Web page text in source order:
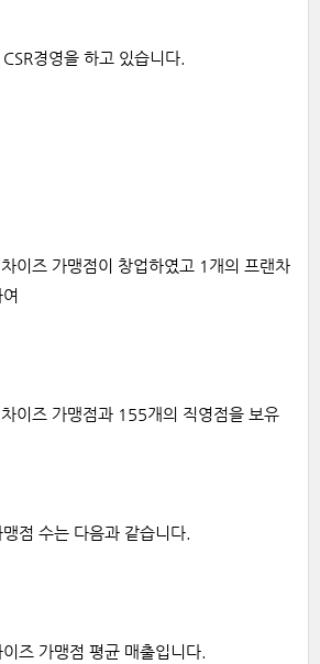
경영을 하고 있습니다.
이즈 가맹점이 창업하였고 1개의 프랜차
이즈 가맹점과 155개의 직영점을 보유
점 수는 다음과 같습니다.
즈 가맹점 평균 매출입니다.